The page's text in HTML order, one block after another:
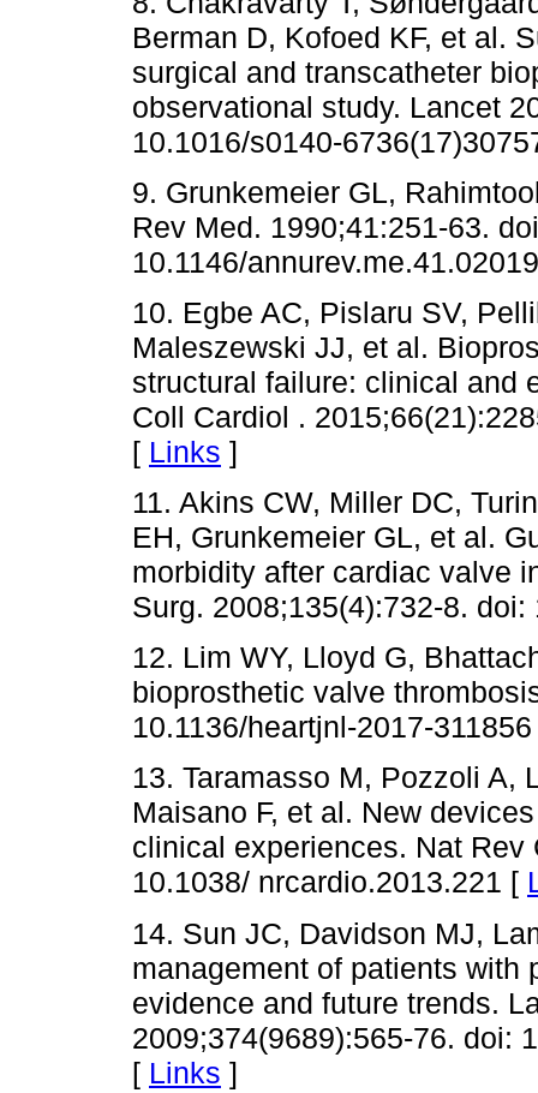
Berman D, Kofoed KF, et al.
surgical and transcatheter
observational study. Lancet
10.1016/s0140-
9. Grunkemeier GL,
Rev Med. 1990;41:251-63.
10.1146/
10. Egbe AC, Pislaru SV,
Maleszewski JJ, et al.
structural failure: clinical and
Coll Cardiol .
[ Links ]
11. Akins CW, Miller DC,
EH, Grunkemeier GL, et al.
morbidity after cardiac valve
Surg. 2008;135(4):732-8.
12. Lim WY, Lloyd G,
bioprosthetic valve
10.1136/heartjnl-2017-
13. Taramasso M, Pozzoli A,
Maisano F, et al. New
clinical experiences. Nat Rev
10.1038/ nrcardio.2013.221 [
14. Sun JC, Davidson MJ,
management of patients with
evidence and future trends.
2009;374(9689):565-76. doi:
[ Links ]